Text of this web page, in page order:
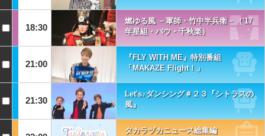
18:30
燃ゆる風 －軍師・竹中半兵衛－（'17
年星組・バウ・千秋楽）
21:00
『FLY WITH ME』特別番組
「MAKAZE Flight！」
21:30
Let's♪ダンシング＃２３『シトラスの
風』
タカラヅカニュース総集編